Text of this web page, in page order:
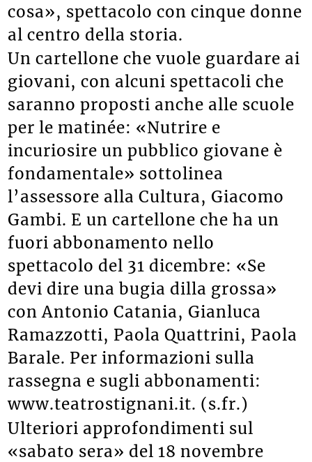
cosa», spettacolo con cinque donne
al centro della storia.
Un cartellone che vuole guardare ai
giovani, con alcuni spettacoli che
saranno proposti anche alle scuole
per le matinée: «Nutrire e
incuriosire un pubblico giovane è
fondamentale» sottolinea
l’assessore alla Cultura, Giacomo
Gambi. E un cartellone che ha un
fuori abbonamento nello
spettacolo del 31 dicembre: «Se
devi dire una bugia dilla grossa»
con Antonio Catania, Gianluca
Ramazzotti, Paola Quattrini, Paola
Barale. Per informazioni sulla
rassegna e sugli abbonamenti:
www.teatrostignani.it. (s.fr.)
Ulteriori approfondimenti sul
«sabato sera» del 18 novembre